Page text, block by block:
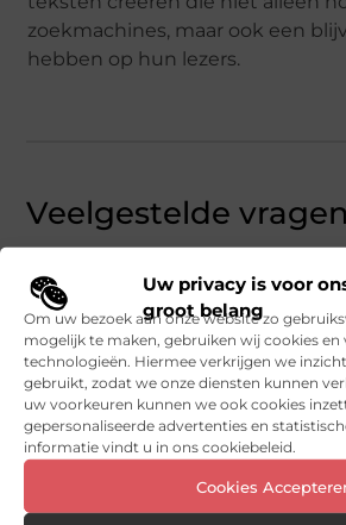
Uw privacy is voor
groot belang
Om uw bezoek aan onze website zo
mogelijk te maken, gebruiken wij cookies en
technologieën. Hiermee verkrijgen we
gebruikt, zodat we onze diensten kunnen
uw voorkeuren kunnen we ook cookies
gepersonaliseerde advertenties en
informatie vindt u in ons cookiebeleid.
Cookies
zoekmachines, maar ook een
hebben op hun lezers.
Veelgestelde vragen
Is SEO-geoptimaliseerde
kunst of wetenschap?
Wat is over-optimalisatie en
schadelijk?
mooi geschreven als SEO-